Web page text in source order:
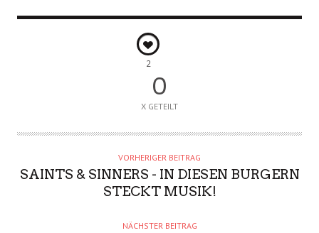
2
0
X GETEILT
VORHERIGER BEITRAG
SAINTS & SINNERS - IN DIESEN BURGERN
STECKT MUSIK!
NÄCHSTER BEITRAG